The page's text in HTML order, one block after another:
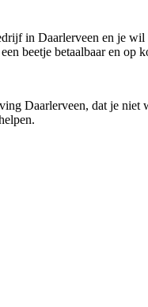
in Daarlerveen en je
beetje betaalbaar en op
Daarlerveen, dat je niet